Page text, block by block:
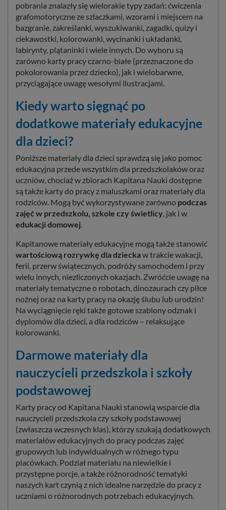
pobrania znalazły się wielorakie typy zadań: ćwiczenia
grafomotoryczne ze szlaczkami, wzorami i miejscem na
bazgranie, zakreślanki, wyszukiwanki, zagadki, quizy i
ciekawostki, kolorowanki, wycinanki i układanki,
labirynty, plątaninki i wiele innych. Do wyboru są
zarówno karty pracy czarno-białe (przeznaczone do
pokolorowania przez dziecko), jak i wielobarwne,
przyciągające uwagę wesołymi ilustracjami.
Kiedy warto sięgnąć po
dodatkowe materiały edukacyjne
dla dzieci?
Poniższe materiały dla dzieci sprawdzą się jako pomoc
edukacyjna przede wszystkim dla przedszkolaków oraz
uczniów, chociaż w zbiorach Kapitana Nauki dostępne
są także karty do pracy z maluszkami oraz materiały dla
rodziców. Mogą być wykorzystywane zarówno podczas
zajęć w przedszkolu, szkole czy świetlicy, jak i w
edukacji domowej.
Kapitanowe materiały edukacyjne mogą także stanowić
wartościową rozrywkę dla dzieckaw trakcie wakacji,
ferii, przerw świątecznych, podróży samochodem i przy
wielu innych, niezliczonych okazjach. Zwróćcie uwagę na
materiały tematyczne o robotach, dinozaurach czy piłce
nożnej oraz na karty pracy na okazję ślubu lub urodzin!
Na wyciągnięcie ręki także gotowe szablony odznak i
dyplomów dla dzieci, a dla rodziców – relaksujące
kolorowanki.
Darmowe materiały dla
nauczycieli przedszkola i szkoły
podstawowej
Karty pracy od Kapitana Nauki stanowią wsparcie dla
nauczycieli przedszkola czy szkoły podstawowej
(zwłaszcza wczesnych klas), którzy szukają dodatkowych
materiałów edukacyjnych do pracy podczas zajęć
grupowych lub indywidualnych w różnego typu
placówkach. Podział materiału na niewielkie i
przystępne porcje, a także różnorodność tematyki
naszych kart czynią z nich idealne narzędzie do pracy z
uczniami o różnorodnych potrzebach edukacyjnych.